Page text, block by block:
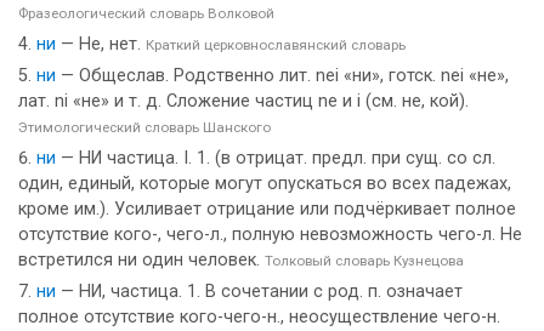
Фразеологический словарь Волковой
ни — Не, нет. Краткий церковнославянский словарь
ни — Общеслав. Родственно лит. nei «ни», готск. nei «не»,
лат. ni «не» и т. д. Сложение частиц ne и i (см. не, кой).
Этимологический словарь Шанского
ни — НИ частица. I. 1. (в отрицат. предл. при сущ. со сл.
один, единый, которые могут опускаться во всех падежах,
кроме им.). Усиливает отрицание или подчёркивает полное
отсутствие кого-, чего-л., полную невозможность чего-л. Не
встретился ни один человек. Толковый словарь Кузнецова
ни — НИ, частица. 1. В сочетании с род. п. означает
полное отсутствие кого-чего-н., неосуществление чего-н.